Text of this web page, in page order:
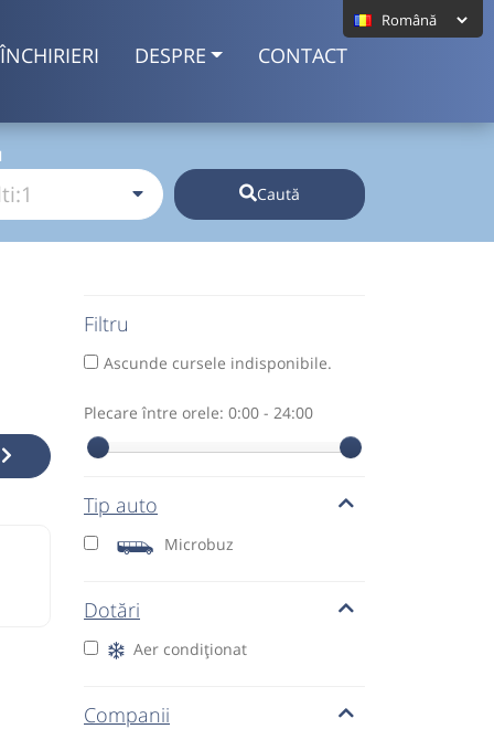
ÎNCHIRIERI DESPRE CONTACT
Caută
Filtru
Ascunde cursele indisponibile.
Plecare între orele: 0:00 - 24:00
Tip auto
Microbuz
Dotări
Aer condiționat
Companii